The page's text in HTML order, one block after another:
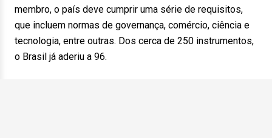
membro, o país deve cumprir uma série de requisitos,
que incluem normas de governança, comércio, ciência e
tecnologia, entre outras. Dos cerca de 250 instrumentos,
o Brasil já aderiu a 96.